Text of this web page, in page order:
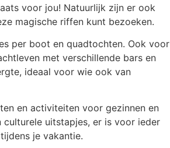
voor jou! Natuurlijk zijn er ook
magische riffen kunt bezoeken.
per boot en quadtochten. Ook voor
met verschillende bars en
ideaal voor wie ook van
en activiteiten voor gezinnen en
culturele uitstapjes, er is voor ieder
je vakantie.